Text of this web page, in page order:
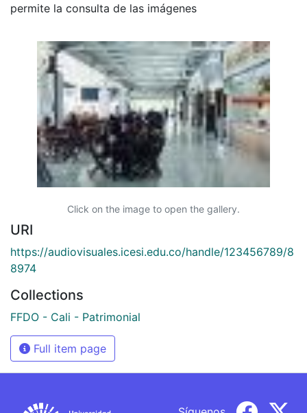
permite la consulta de las imágenes
Click on the image to open the gallery.
URI
https://audiovisuales.icesi.edu.co/handle/123456789/8
8974
Collections
FFDO - Cali - Patrimonial
Full item page